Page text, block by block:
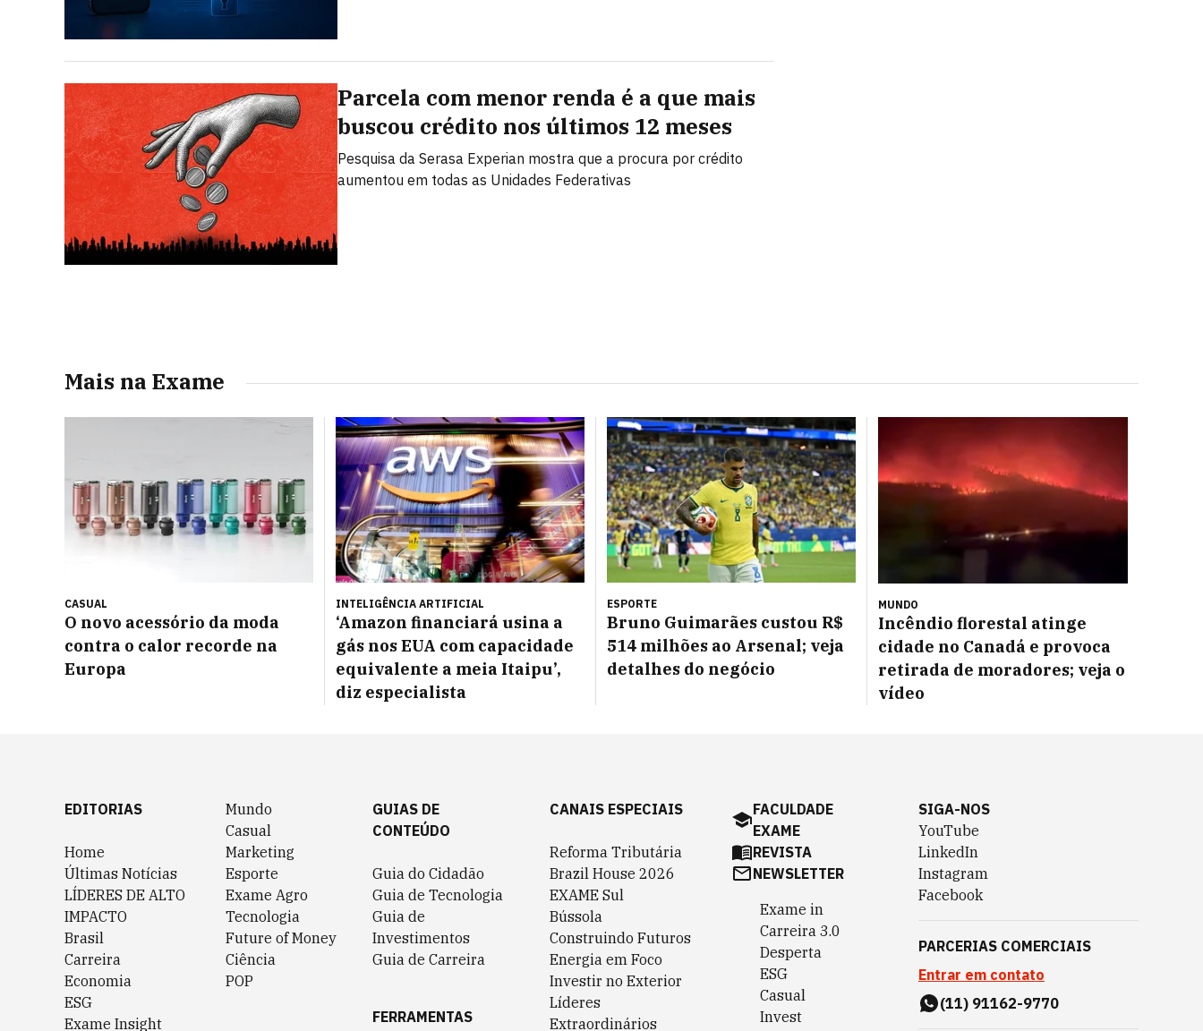
Parcela com menor renda é a que mais
buscou crédito nos últimos 12 meses
Pesquisa da Serasa Experian mostra que a procura por crédito
aumentou em todas as Unidades Federativas
Mais na Exame
CASUAL
O novo acessório da moda
contra o calor recorde na
Europa
INTELIGÊNCIA ARTIFICIAL
‘Amazon financiará usina a
gás nos EUA com capacidade
equivalente a meia Itaipu’,
diz especialista
ESPORTE
Bruno Guimarães custou R$
514 milhões ao Arsenal; veja
detalhes do negócio
MUNDO
Incêndio florestal atinge
cidade no Canadá e provoca
retirada de moradores; veja o
vídeo
EDITORIAS
Home
Últimas Notícias
LÍDERES DE ALTO
IMPACTO
Brasil
Carreira
Economia
ESG
Exame Insight
Mundo
Casual
Marketing
Esporte
Exame Agro
Tecnologia
Future of Money
Ciência
POP
GUIAS DE
CONTEÚDO
Guia do Cidadão
Guia de Tecnologia
Guia de
Investimentos
Guia de Carreira
FERRAMENTAS
CANAIS ESPECIAIS
Reforma Tributária
Brazil House 2026
EXAME Sul
Bússola
Construindo Futuros
Energia em Foco
Investir no Exterior
Líderes
Extraordinários
FACULDADE
EXAME
REVISTA
NEWSLETTER
Exame in
Carreira 3.0
Desperta
ESG
Casual
Invest
SIGA-NOS
YouTube
LinkedIn
Instagram
Facebook
PARCERIAS COMERCIAIS
Entrar em contato
(11) 91162-9770